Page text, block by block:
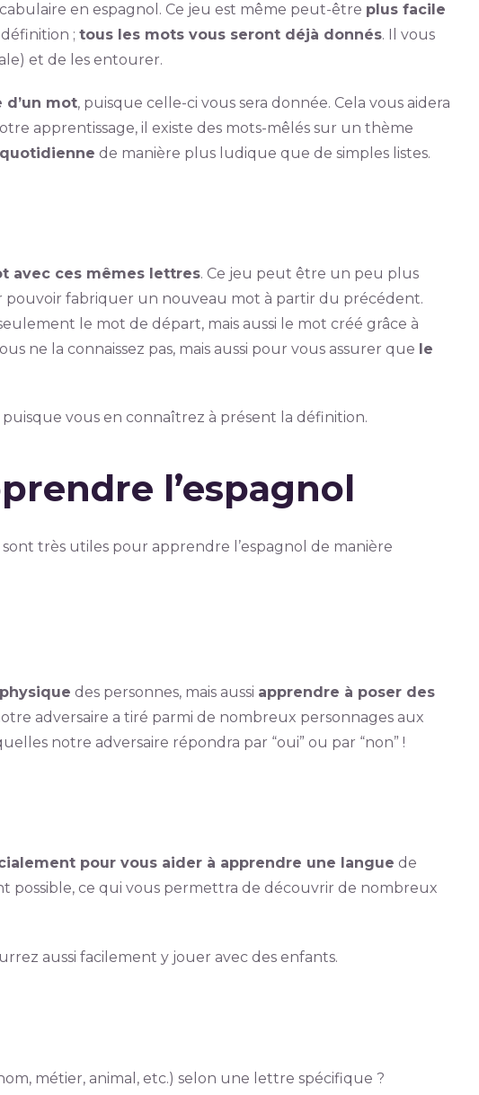
en espagnol. Ce jeu est même peut-être plus facile
; tous les mots vous seront déjà donnés. Il vous
et de les entourer.
d’un mot, puisque celle-ci vous sera donnée. Cela vous aidera
apprentissage, il existe des mots-mêlés sur un thème
de manière plus ludique que de simples listes.
avec ces mêmes lettres. Ce jeu peut être un peu plus
pouvoir fabriquer un nouveau mot à partir du précédent.
le mot de départ, mais aussi le mot créé grâce à
ne la connaissez pas, mais aussi pour vous assurer que le
vous en connaîtrez à présent la définition.
l’espagnol
très utiles pour apprendre l’espagnol de manière
des personnes, mais aussi apprendre à poser des
adversaire a tiré parmi de nombreux personnages aux
notre adversaire répondra par “oui” ou par “non” !
pour vous aider à apprendre une langue de
possible, ce qui vous permettra de découvrir de nombreux
aussi facilement y jouer avec des enfants.
métier, animal, etc.) selon une lettre spécifique ?